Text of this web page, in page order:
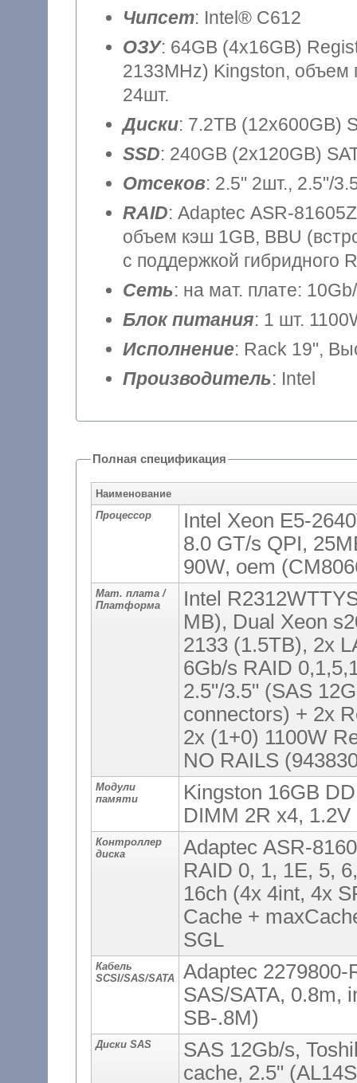
Чипсет: Intel® C612
ОЗУ: 64GB (4x16GB)
2133MHz) Kingston, объем
24шт.
Диски: 7.2TB (12x600GB)
SSD: 240GB (2x120GB)
Отсеков: 2.5" 2шт., 2.5"/
RAID: Adaptec ASR-
объем кэш 1GB, BBU
с поддержкой гибридного
Сеть: на мат. плате:
Блок питания: 1 шт.
Исполнение: Rack 19",
Производитель: Intel
Полная спецификация
Наименование
Процессор
Intel Xeon E5-
8.0 GT/s QPI,
90W, oem
Мат. плата /
Платформа
Intel
MB), Dual Xeon
2133 (1.5TB), 2x
6Gb/s RAID
2.5"/3.5" (SAS
connectors) + 2x
2x (1+0) 1100W
NO RAILS
Модули
памяти
Kingston 16GB
DIMM 2R x4,
Контроллер
диска
Adaptec ASR-
RAID 0, 1, 1E, 5,
16ch (4x 4int, 4x
Cache +
SGL
Кабель
SCSI/SAS/SATA
Adaptec
SAS/SATA, 0.8m,
SB-.8M)
Диски SAS
SAS 12Gb/s,
cache, 2.5"